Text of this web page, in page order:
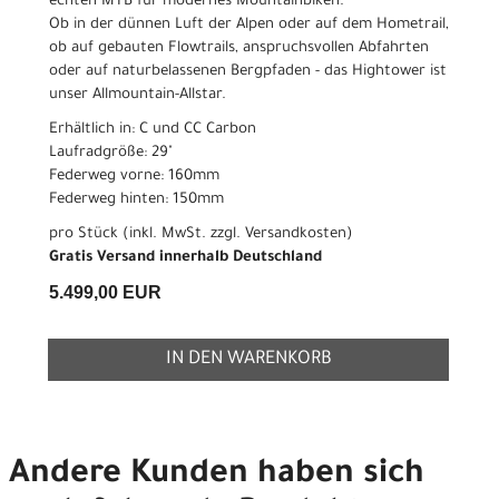
Ob in der dünnen Luft der Alpen oder auf dem Hometrail,
ob auf gebauten Flowtrails, anspruchsvollen Abfahrten
oder auf naturbelassenen Bergpfaden - das Hightower ist
unser Allmountain-Allstar.
Erhältlich in: C und CC Carbon
Laufradgröße: 29"
Federweg vorne: 160mm
Federweg hinten: 150mm
pro Stück (inkl. MwSt. zzgl. Versandkosten)
Gratis Versand innerhalb Deutschland
5.499,00 EUR
IN DEN WARENKORB
Andere Kunden haben sich